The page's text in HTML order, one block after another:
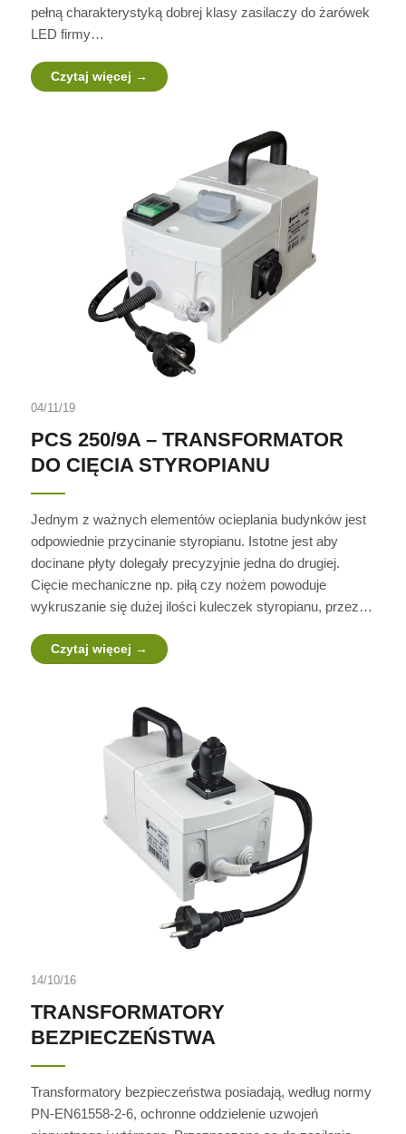
pełną charakterystyką dobrej klasy zasilaczy do żarówek
LED firmy…
Czytaj więcej
04/11/19
PCS 250/9A – TRANSFORMATOR
DO CIĘCIA STYROPIANU
Jednym z ważnych elementów ocieplania budynków jest
odpowiednie przycinanie styropianu. Istotne jest aby
docinane płyty dolegały precyzyjnie jedna do drugiej.
Cięcie mechaniczne np. piłą czy nożem powoduje
wykruszanie się dużej ilości kuleczek styropianu, przez…
Czytaj więcej
14/10/16
TRANSFORMATORY
BEZPIECZEŃSTWA
Transformatory bezpieczeństwa posiadają, według normy
PN-EN61558-2-6, ochronne oddzielenie uzwojeń